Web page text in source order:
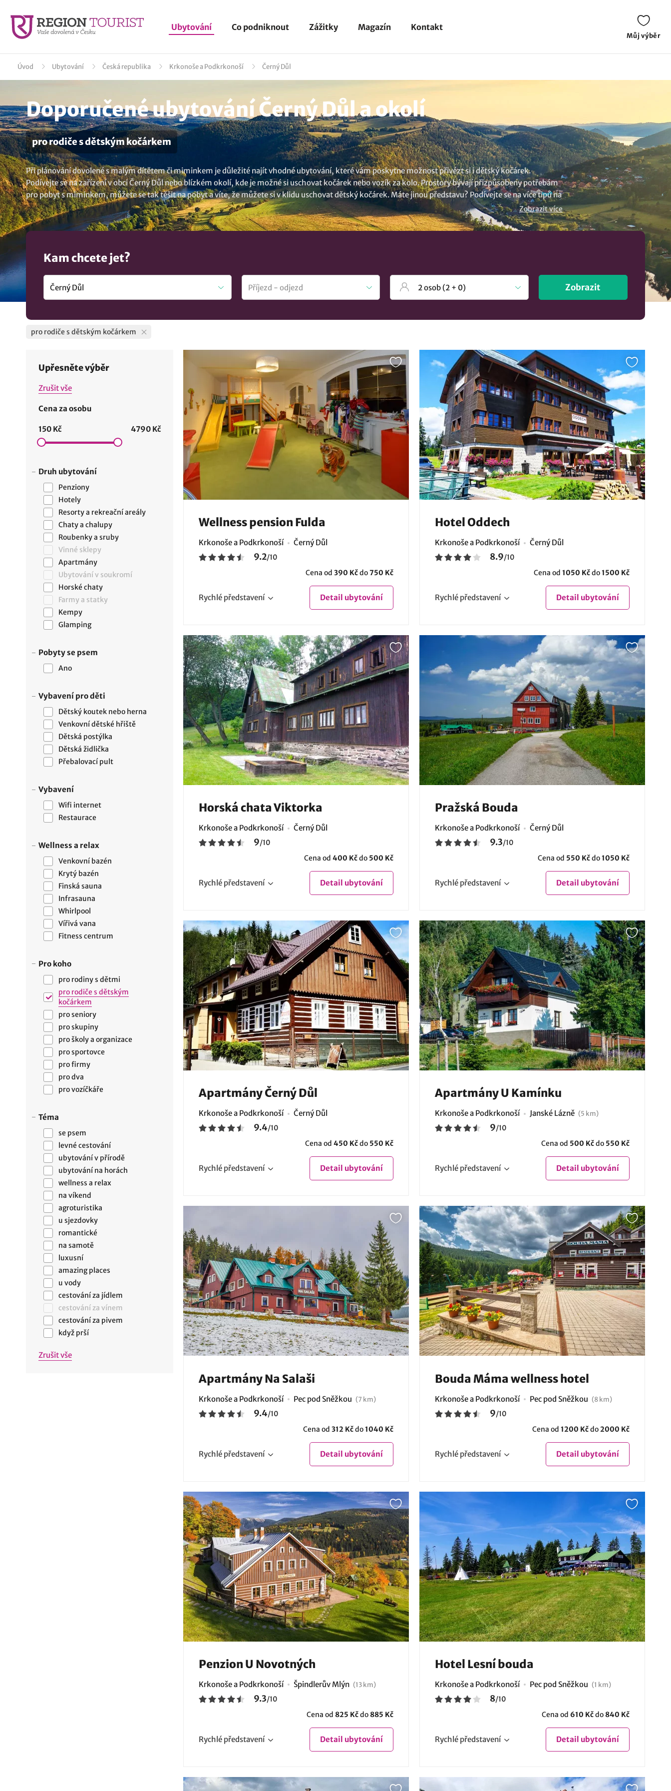
Ubytování Co podniknout Zážitky Magazín Kontakt
Můj výběr
Úvod Ubytování Česká republika Krkonoše a Podkrkonoší Černý Důl
Doporučené ubytování Černý Důl a okolí
pro rodiče s dětským kočárkem
Při plánování dovolené s malým dítětem či miminkem je důležité najít vhodné ubytování, které vám poskytne možnost přivézt si i dětský kočárek.
Podívejte se na zařízení v obci Černý Důl nebo blízkém okolí, kde je možné si uschovat kočárek nebo vozík za kolo. Prostory bývají přizpůsobeny potřebám
pro pobyt s miminkem, můžete se tak těšit na pobyt a víte, že můžete si v klidu uschovat dětský kočárek. Máte jinou představu? Podívejte se na více tipů na
ubytování v lokalitě Černý Důl
.. Zobrazit více
Kam chcete jet?
Zobrazit
pro rodiče s dětským kočárkem
Upřesněte výběr
Zrušit vše
Cena za osobu
150 Kč 4790 Kč
Druh ubytování
Penziony
Hotely
Resorty a rekreační areály
Chaty a chalupy
Roubenky a sruby
Vinné sklepy
Apartmány
Ubytování v soukromí
Horské chaty
Farmy a statky
Kempy
Glamping
Pobyty se psem
Ano
Vybavení pro děti
Dětský koutek nebo herna
Venkovní dětské hřiště
Dětská postýlka
Dětská židlička
Přebalovací pult
Vybavení
Wifi internet
Restaurace
Wellness a relax
Venkovní bazén
Krytý bazén
Finská sauna
Infrasauna
Whirlpool
Vířivá vana
Fitness centrum
Pro koho
pro rodiny s dětmi
pro rodiče s dětským
kočárkem
pro seniory
pro skupiny
pro školy a organizace
pro sportovce
pro firmy
pro dva
pro vozíčkáře
Téma
se psem
levné cestování
ubytování v přírodě
ubytování na horách
wellness a relax
na víkend
agroturistika
u sjezdovky
romantické
na samotě
luxusní
amazing places
u vody
cestování za jídlem
cestování za vínem
cestování za pivem
když prší
Zrušit vše
Wellness pension Fulda
Krkonoše a Podkrkonoší Černý Důl
9.2/10
Cena od 390 Kčdo750 Kč
Rychlé představení Detail ubytování
Hotel Oddech
Krkonoše a Podkrkonoší Černý Důl
8.9/10
Cena od 1050 Kčdo1500 Kč
Rychlé představení Detail ubytování
Horská chata Viktorka
Krkonoše a Podkrkonoší Černý Důl
9/10
Cena od 400 Kčdo 500 Kč
Rychlé představení Detail ubytování
Pražská Bouda
Krkonoše a Podkrkonoší Černý Důl
9.3/10
Cena od 550 Kčdo1050 Kč
Rychlé představení Detail ubytování
Apartmány Černý Důl
Krkonoše a Podkrkonoší Černý Důl
9.4/10
Cena od 450 Kčdo 550 Kč
Rychlé představení Detail ubytování
Apartmány U Kamínku
Krkonoše a Podkrkonoší Janské Lázně (5 km)
9/10
Cena od 500 Kčdo 550 Kč
Rychlé představení Detail ubytování
Apartmány Na Salaši
Krkonoše a Podkrkonoší Pec pod Sněžkou (7 km)
9.4/10
Cena od 312 Kčdo1040 Kč
Rychlé představení Detail ubytování
Bouda Máma wellness hotel
Krkonoše a Podkrkonoší Pec pod Sněžkou (8 km)
9/10
Cena od 1200 Kčdo 2000 Kč
Rychlé představení Detail ubytování
Penzion U Novotných
Krkonoše a Podkrkonoší Špindlerův Mlýn (13 km)
9.3/10
Cena od 825 Kčdo 885 Kč
Rychlé představení Detail ubytování
Hotel Lesní bouda
Krkonoše a Podkrkonoší Pec pod Sněžkou (1 km)
8/10
Cena od 610 Kčdo 840 Kč
Rychlé představení Detail ubytování